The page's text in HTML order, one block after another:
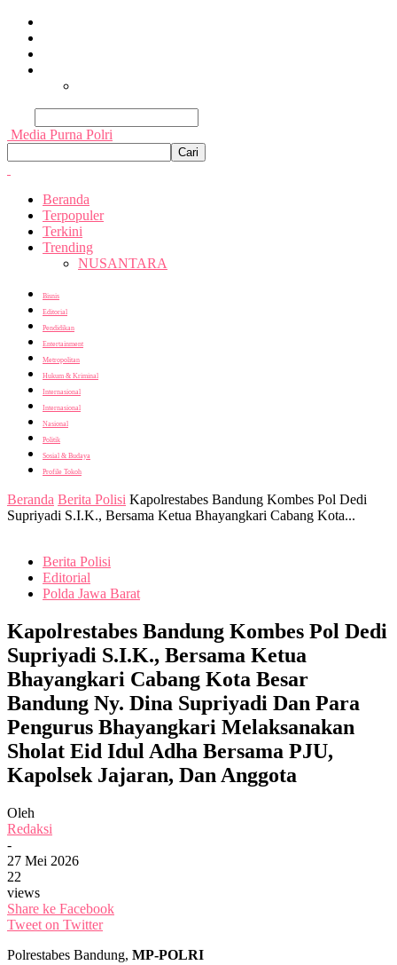
Media Purna Polri
Beranda
Terpopuler
Terkini
Trending
NUSANTARA
Bisnis
Editorial
Pendidikan
Entertainment
Metropolitan
Hukum & Kriminal
Internasional
Internasional
Nasional
Politik
Sosial & Budaya
Profile Tokoh
Beranda Berita Polisi Kapolrestabes Bandung Kombes Pol Dedi
Supriyadi S.I.K., Bersama Ketua Bhayangkari Cabang Kota...
Berita Polisi
Editorial
Polda Jawa Barat
Kapolrestabes Bandung Kombes Pol Dedi
Supriyadi S.I.K., Bersama Ketua
Bhayangkari Cabang Kota Besar
Bandung Ny. Dina Supriyadi Dan Para
Pengurus Bhayangkari Melaksanakan
Sholat Eid Idul Adha Bersama PJU,
Kapolsek Jajaran, Dan Anggota
Oleh
Redaksi
-
27 Mei 2026
22
views
Share ke Facebook
Tweet on Twitter
Polrestabes Bandung, MP-POLRI